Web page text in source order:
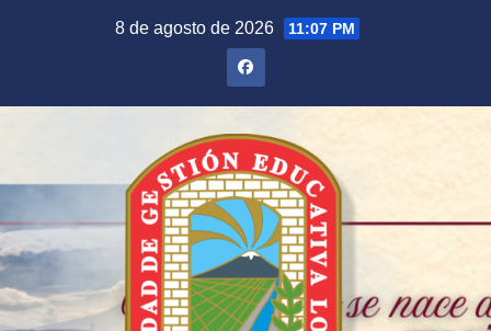
8 de agosto de 2026 11:07 PM